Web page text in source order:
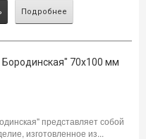
Подробнее
Бородинская" 70х100 мм
представляет собой
изготовленное из...